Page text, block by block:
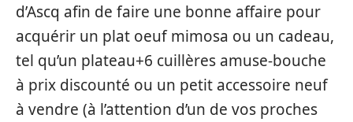
d’Ascq afin de faire une bonne affaire pour
acquérir un plat oeuf mimosa ou un cadeau,
tel qu’un plateau+6 cuillères amuse-bouche
à prix discounté ou un petit accessoire neuf
à vendre (à l’attention d’un de vos proches